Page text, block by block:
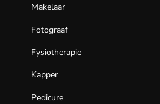
Makelaar
Fotograaf
Fysiotherapie
Kapper
Pedicure